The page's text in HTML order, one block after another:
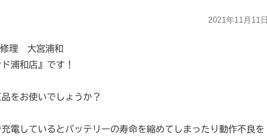
2021年11月11日
理 大宮浦和
浦和店』です！
をお使いでしょうか？
電しているとバッテリーの寿命を縮めてしまったり動作不良を